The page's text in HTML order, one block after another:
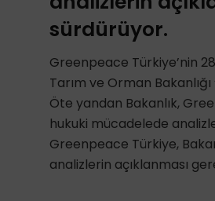
sürdürüyor.
Greenpeace Türkiye’nin
Tarım ve Orman
Öte yandan Bakanlık,
hukuki mücadelede
Greenpeace Türkiye,
analizlerin açıklanması